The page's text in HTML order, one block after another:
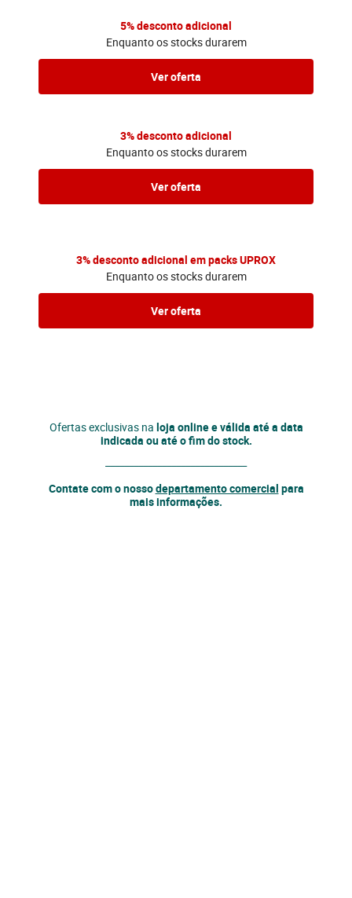
5% desconto adicional
Enquanto os stocks durarem
Ver oferta
3% desconto adicional
Enquanto os stocks durarem
Ver oferta
3% desconto adicional em packs UPROX
Enquanto os stocks durarem
Ver oferta
Ofertas exclusivas na loja online e válida até a data
indicada ou até o fim do stock.
Contate com o nossodepartamento comercial para
mais informações.